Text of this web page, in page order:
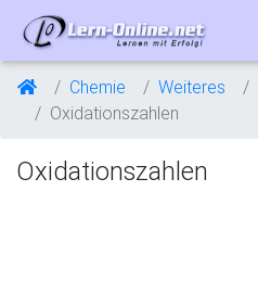
Chemie Weiteres
Oxidationszahlen
Oxidationszahlen